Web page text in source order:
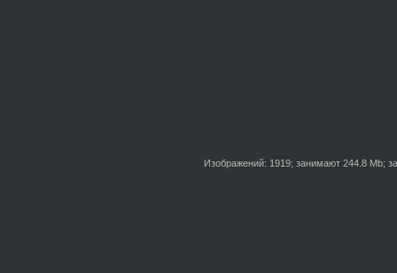
Изображений: 1919; занимают 244.8 Mb;